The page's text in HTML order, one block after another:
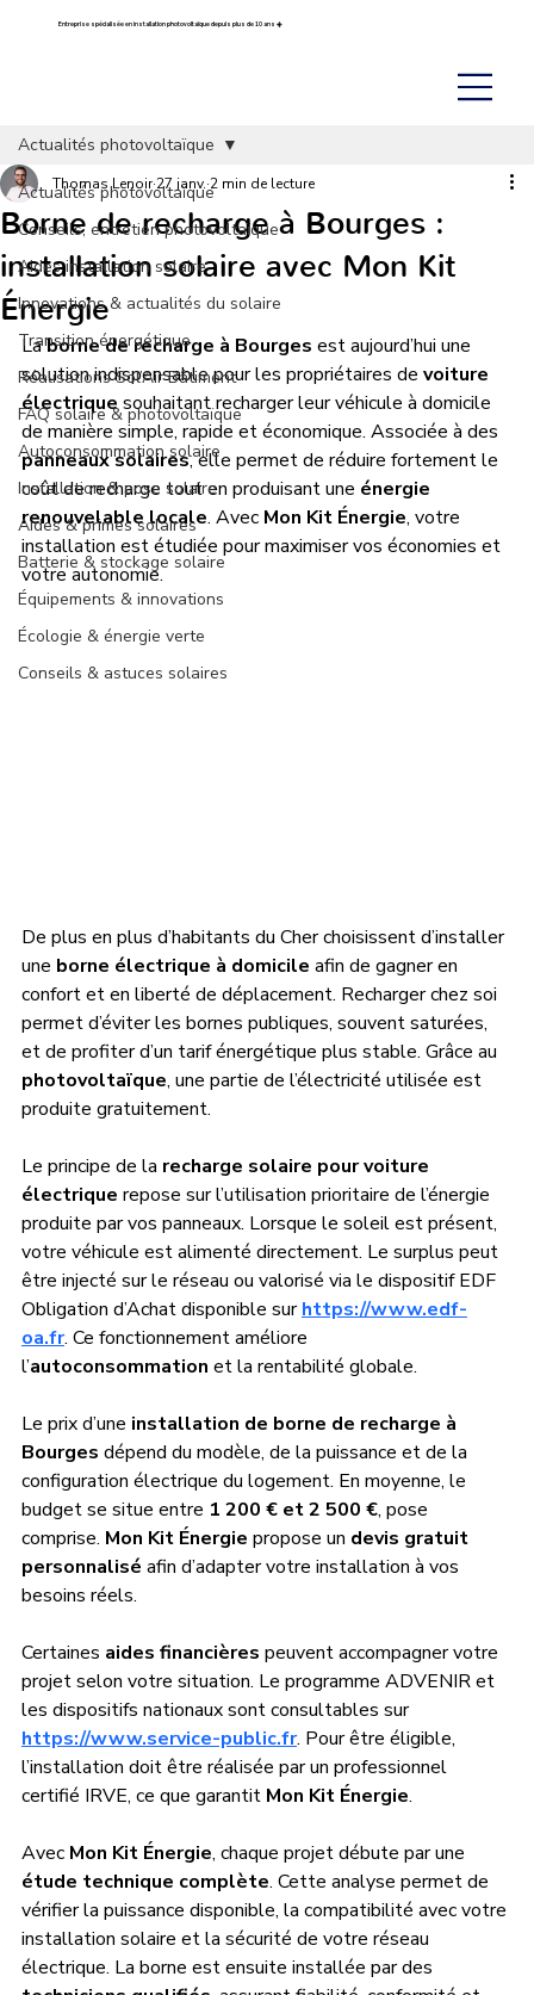
Entreprise spécialisée en installation photovoltaïque depuis plus de 10 ans ☀️
Actualités photovoltaïque
Conseils, entretien photovoltaïque
Aides installation solaire
Innovations & actualités du solaire
Transition énergétique
Réalisations Sol’Air Bâtiment
FAQ solaire & photovoltaïque
Autoconsommation solaire
Installation & pose solaire
Aides & primes solaires
Batterie & stockage solaire
Équipements & innovations
Écologie & énergie verte
Conseils & astuces solaires
Actualités photovoltaïque
Borne de recharge à Bourges :
installation solaire avec Mon Kit
Énergie
Thomas Lenoir27 janv. 2 min de lecture
La borne de recharge à Bourges est aujourd’hui une
solution indispensable pour les propriétaires de voiture
électrique souhaitant recharger leur véhicule à domicile
de manière simple, rapide et économique. Associée à des
panneaux solaires, elle permet de réduire fortement le
coût de recharge tout en produisant une énergie
renouvelable locale. Avec Mon Kit Énergie, votre
installation est étudiée pour maximiser vos économies et
votre autonomie.
De plus en plus d’habitants du Cher choisissent d’installer
une borne électrique à domicile afin de gagner en
confort et en liberté de déplacement. Recharger chez soi
permet d’éviter les bornes publiques, souvent saturées,
et de profiter d’un tarif énergétique plus stable. Grâce au
photovoltaïque, une partie de l’électricité utilisée est
produite gratuitement.
Le principe de la recharge solaire pour voiture
électrique repose sur l’utilisation prioritaire de l’énergie
produite par vos panneaux. Lorsque le soleil est présent,
votre véhicule est alimenté directement. Le surplus peut
être injecté sur le réseau ou valorisé via le dispositif EDF
Obligation d’Achat disponible sur https://www.edf-
oa.fr. Ce fonctionnement améliore
l’autoconsommation et la rentabilité globale.
Le prix d’une installation de borne de recharge à
Bourges dépend du modèle, de la puissance et de la
configuration électrique du logement. En moyenne, le
budget se situe entre 1 200 € et 2 500 €, pose
comprise. Mon Kit Énergie propose un devis gratuit
personnalisé afin d’adapter votre installation à vos
besoins réels.
Certaines aides financières peuvent accompagner votre
projet selon votre situation. Le programme ADVENIR et
les dispositifs nationaux sont consultables sur
https://www.service-public.fr. Pour être éligible,
l’installation doit être réalisée par un professionnel
certifié IRVE, ce que garantit Mon Kit Énergie.
Avec Mon Kit Énergie, chaque projet débute par une
étude technique complète. Cette analyse permet de
vérifier la puissance disponible, la compatibilité avec votre
installation solaire et la sécurité de votre réseau
électrique. La borne est ensuite installée par des